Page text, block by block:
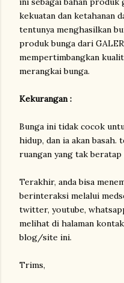
kekuatan dan ketahanan
tentunya menghasilkan
produk bunga dari
mempertimbangkan
merangkai bunga.
Kekurangan :
Bunga ini tidak cocok
hidup, dan ia akan
ruangan yang tak
Terakhir, anda bisa
berinteraksi melalui
twitter, youtube,
melihat di halaman
blog/site ini.
Trims,